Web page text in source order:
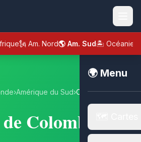
🗽 Am. Nord🌎 Am. Sud🏝️ Océanie
🌍 Menu
›Amérique du Sud›Colombie
Colombie